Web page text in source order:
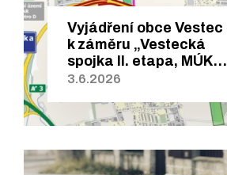
Vyjádření obce Vestec
k záměru „Vestecká
spojka II. etapa, MÚK…
3.6.2026